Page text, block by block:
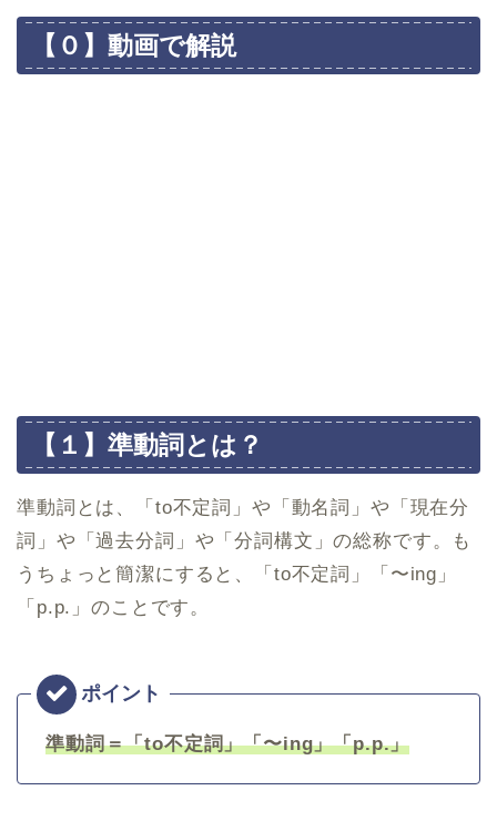
【０】動画で解説
【１】準動詞とは？
準動詞とは、「to不定詞」や「動名詞」や「現在分
詞」や「過去分詞」や「分詞構文」の総称です。も
うちょっと簡潔にすると、「to不定詞」「〜ing」
「p.p.」のことです。
準動詞＝「to不定詞」「〜ing」「p.p.」